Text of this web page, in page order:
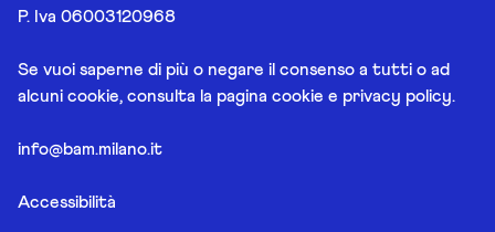
P. Iva 06003120968
Se vuoi saperne di più o negare il consenso a tutti o ad
alcuni cookie, consulta la pagina cookie e privacy policy.
info@bam.milano.it
Accessibilità